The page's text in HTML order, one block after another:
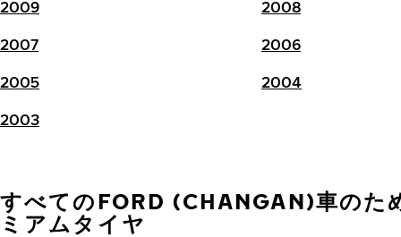
2009 2008
2007 2006
2005 2004
2003
すべてのFORD (CHANGAN)車のた
ミアムタイヤ